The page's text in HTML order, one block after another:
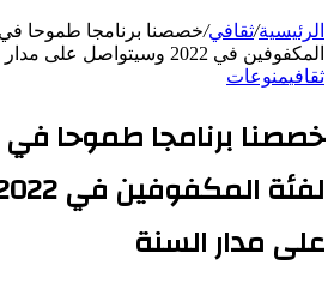
الرئيسية/ثقافي/خصصنا برنامجا طموحا
المكفوفين في 2022 وسيتواصل على مدار السنة
ثقافيمنوعات
خصصنا برنامجا طموحا في
على مدار السنة